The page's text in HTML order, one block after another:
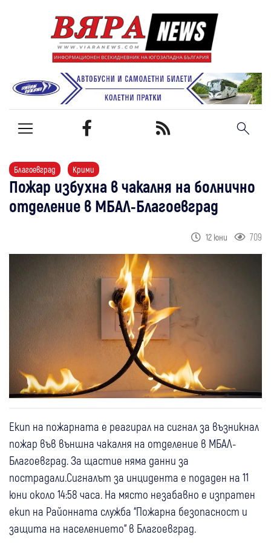
Благоевград Крими
Пожар избухна в чакалня на болнично
отделение в МБАЛ-Благоевград
12 юни 709
Екип на пожарната е реагирал на сигнал за възникнал
пожар във външна чакалня на отделение в МБАЛ-
Благоевград. За щастие няма данни за
пострадали.Сигналът за инцидента е подаден на 11
юни около 14:58 часа. На място незабавно е изпратен
екип на Районната служба “Пожарна безопасност и
защита на населението“ в Благоевград.